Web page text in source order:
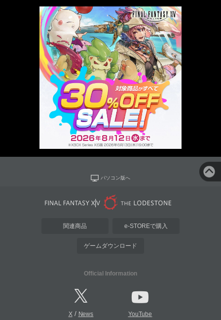
パソコン版へ
関連商品 e-STOREで購入
ゲームダウンロード
Official Information
X/ News YouTube